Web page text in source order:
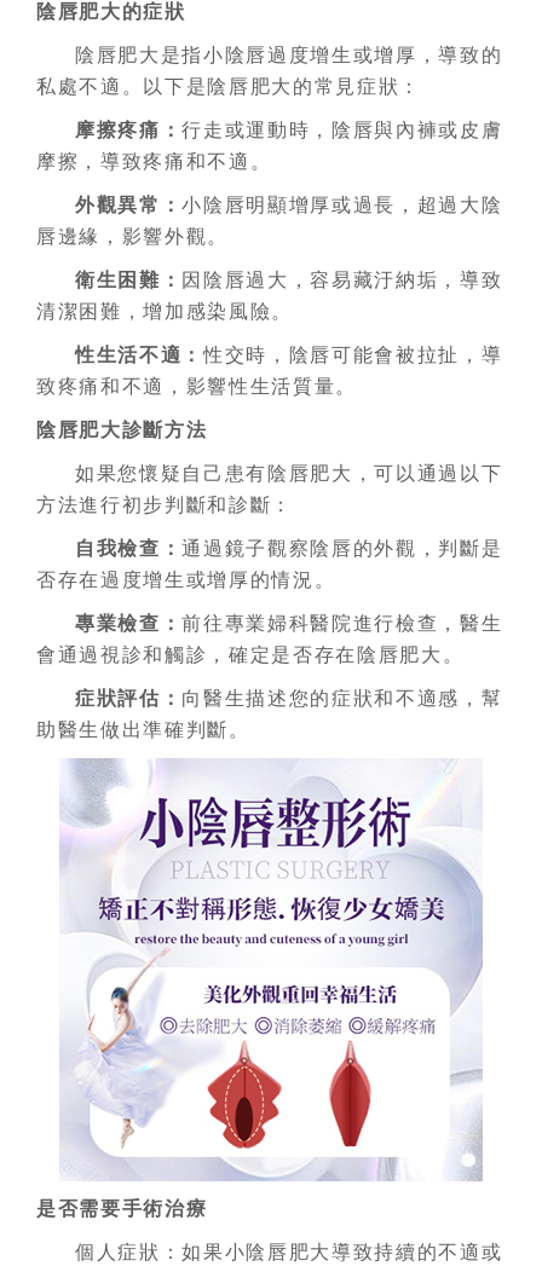
陰唇肥大的症狀
陰唇肥大是指小陰唇過度增生或增厚，導致的
私處不適。以下是陰唇肥大的常見症狀：
摩擦疼痛：行走或運動時，陰唇與內褲或皮膚
摩擦，導致疼痛和不適。
外觀異常：小陰唇明顯增厚或過長，超過大陰
唇邊緣，影響外觀。
衛生困難： 因陰唇過大，容易藏汙納垢，導致
清潔困難，增加感染風險。
性生活不適：性交時，陰唇可能會被拉扯，導
致疼痛和不適，影響性生活質量。
陰唇肥大診斷方法
如果您懷疑自己患有陰唇肥大，可以通過以下
方法進行初步判斷和診斷：
自我檢查：通過鏡子觀察陰唇的外觀，判斷是
否存在過度增生或增厚的情況。
專業檢查：前往專業婦科醫院進行檢查，醫生
會通過視診和觸診，確定是否存在陰唇肥大。
症狀評估： 向醫生描述您的症狀和不適感，幫
助醫生做出準確判斷。
是否需要手術治療
個人症狀：如果小陰唇肥大導致持續的不適或